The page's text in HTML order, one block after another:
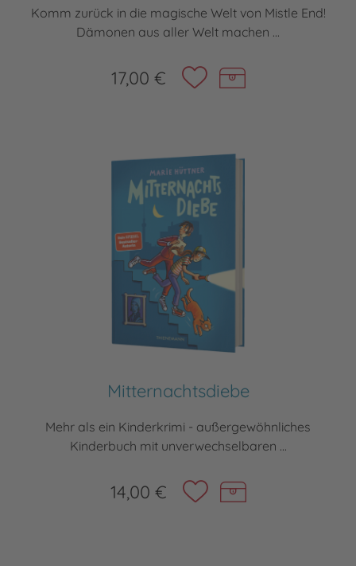
Komm zurück in die magische Welt von Mistle End!
Dämonen aus aller Welt machen ...
17,00 €
Mitternachtsdiebe
Mehr als ein Kinderkrimi - außergewöhnliches
Kinderbuch mit unverwechselbaren ...
14,00 €